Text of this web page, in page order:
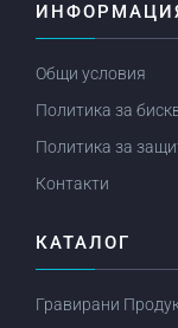
Общи условия
Политика за
Политика за
Контакти
КАТАЛОГ
Гравирани